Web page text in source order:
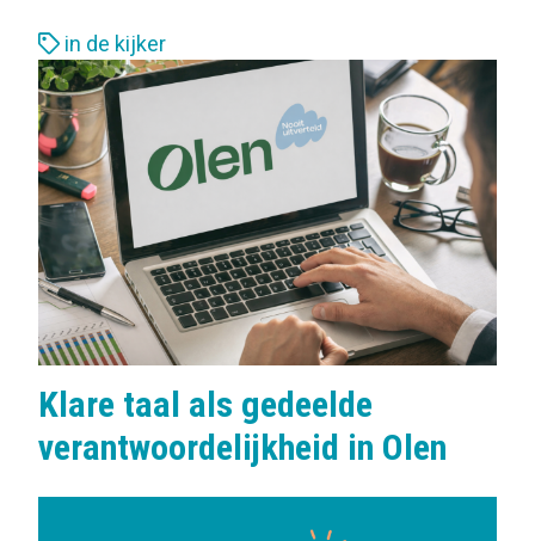
L
a
b
e
l
s
:
in de kijker
Klare taal als gedeelde
verantwoordelijkheid in Olen